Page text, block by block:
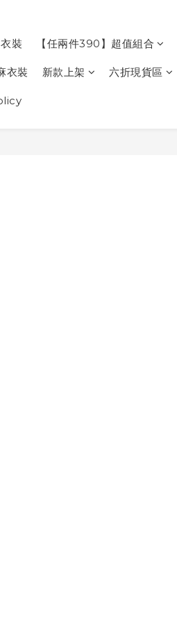
裝 【任兩件390】超值組合
衣裝 新款上架 六折現貨區